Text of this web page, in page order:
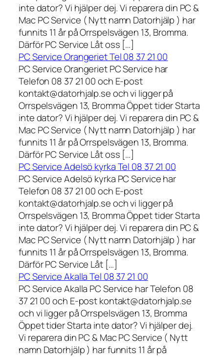
inte dator? Vi hjälper dej. Vi reparera din PC &
Mac PC Service ( Nytt namn Datorhjälp ) har
funnits 11 år på Orrspelsvägen 13, Bromma.
Därför PC Service Låt oss […]
PC Service Orangeriet Tel 08 37 21 00
PC Service Orangeriet PC Service har
Telefon 08 37 21 00 och E-post
kontakt@datorhjalp.se och vi ligger på
Orrspelsvägen 13, Bromma Öppet tider Starta
inte dator? Vi hjälper dej. Vi reparera din PC &
Mac PC Service ( Nytt namn Datorhjälp ) har
funnits 11 år på Orrspelsvägen 13, Bromma.
Därför PC Service Låt oss […]
PC Service Adelsö kyrka Tel 08 37 21 00
PC Service Adelsö kyrka PC Service har
Telefon 08 37 21 00 och E-post
kontakt@datorhjalp.se och vi ligger på
Orrspelsvägen 13, Bromma Öppet tider Starta
inte dator? Vi hjälper dej. Vi reparera din PC &
Mac PC Service ( Nytt namn Datorhjälp ) har
funnits 11 år på Orrspelsvägen 13, Bromma.
Därför PC Service Låt […]
PC Service Akalla Tel 08 37 21 00
PC Service Akalla PC Service har Telefon 08
37 21 00 och E-post kontakt@datorhjalp.se
och vi ligger på Orrspelsvägen 13, Bromma
Öppet tider Starta inte dator? Vi hjälper dej.
Vi reparera din PC & Mac PC Service ( Nytt
namn Datorhjälp ) har funnits 11 år på